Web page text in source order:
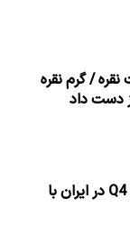
نقره / گرم نقره
شرایط جدید فروش آئودی Q4 در ایران با